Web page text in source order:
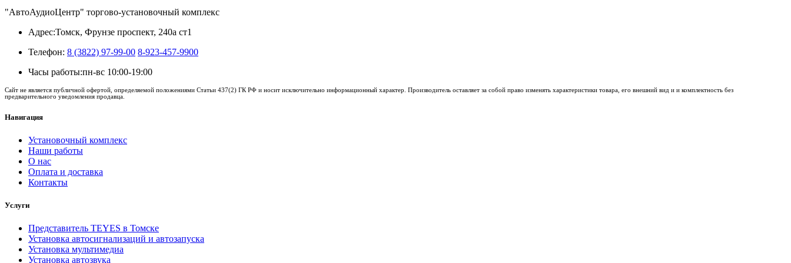
"АвтоАудиоЦентр" торгово-установочный комплекс
Адрес:Томск, Фрунзе проспект, 240а ст1
Телефон: 8 (3822) 97-99-00 8-923-457-9900
Часы работы:пн-вс 10:00-19:00
Сайт не является публичной офертой, определяемой положениями Статьи 437(2) ГК РФ и носит исключительно информационный характер. Производитель оставляет за собой право изменять характеристики товара, его внешний вид и и комплектность без
предварительного уведомления продавца.
Навигация
Установочный комплекс
Наши работы
О нас
Оплата и доставка
Контакты
Услуги
Представитель TEYES в Томске
Установка автосигнализаций и автозапуска
Установка мультимедиа
Установка автозвука